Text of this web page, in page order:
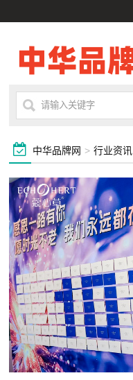
中华品牌网 > 行业资讯